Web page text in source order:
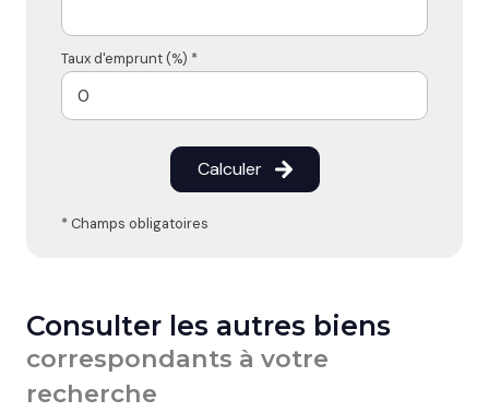
Taux d'emprunt (%) *
Calculer
* Champs obligatoires
Consulter les autres biens
correspondants à votre
recherche